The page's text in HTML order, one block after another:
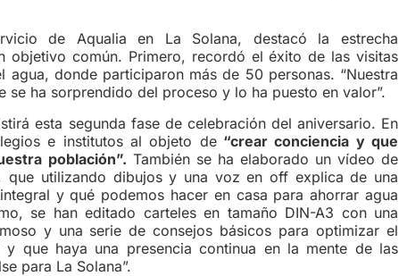
de Aqualia en La Solana, destacó la estrecha
objetivo común. Primero, recordó el éxito de las visitas
donde participaron más de 50 personas. “Nuestra
se ha sorprendido del proceso y lo ha puesto en valor”.
segunda fase de celebración del aniversario. En
e institutos al objeto de“crear conciencia y que
población”. También se ha elaborado un vídeo de
que utilizando dibujos y una voz en off explica de una
y qué podemos hacer en casa para ahorrar agua
se han editado carteles en tamaño DIN-A3 con una
y una serie de consejos básicos para optimizar el
y que haya una presencia continua en la mente de las
para La Solana”.